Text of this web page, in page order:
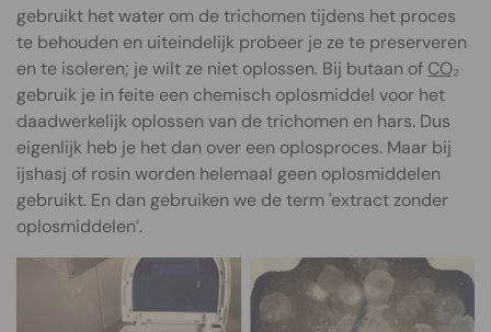
gebruikt het water om de trichomen tijdens het proces
te behouden en uiteindelijk probeer je ze te preserveren
en te isoleren; je wilt ze niet oplossen. Bij butaan of CO₂
gebruik je in feite een chemisch oplosmiddel voor het
daadwerkelijk oplossen van de trichomen en hars. Dus
eigenlijk heb je het dan over een oplosproces. Maar bij
ijshasj of rosin worden helemaal geen oplosmiddelen
gebruikt. En dan gebruiken we de term 'extract zonder
oplosmiddelen’.